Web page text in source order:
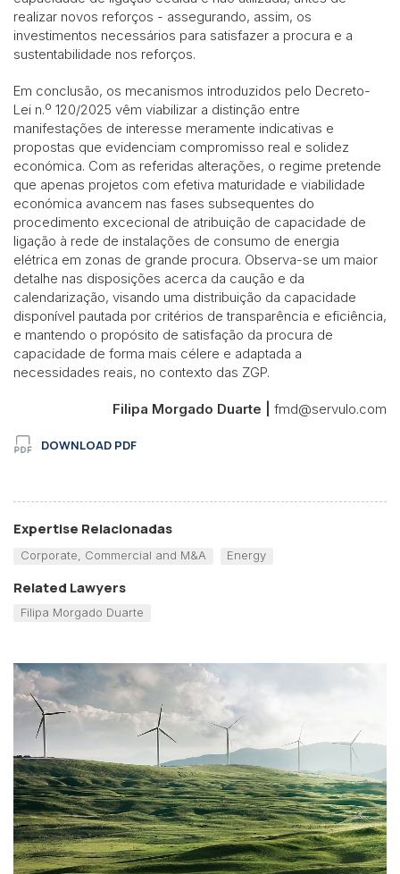
realizar novos reforços - assegurando, assim, os
investimentos necessários para satisfazer a procura e a
sustentabilidade nos reforços.
Em conclusão, os mecanismos introduzidos pelo Decreto-
Lei n.º 120/2025 vêm viabilizar a distinção entre
manifestações de interesse meramente indicativas e
propostas que evidenciam compromisso real e solidez
económica. Com as referidas alterações, o regime pretende
que apenas projetos com efetiva maturidade e viabilidade
económica avancem nas fases subsequentes do
procedimento excecional de atribuição de capacidade de
ligação à rede de instalações de consumo de energia
elétrica em zonas de grande procura. Observa-se um maior
detalhe nas disposições acerca da caução e da
calendarização, visando uma distribuição da capacidade
disponível pautada por critérios de transparência e eficiência,
e mantendo o propósito de satisfação da procura de
capacidade de forma mais célere e adaptada a
necessidades reais, no contexto das ZGP.
Filipa Morgado Duarte | fmd@servulo.com
DOWNLOAD PDF
Expertise Relacionadas
Corporate, Commercial and M&A Energy
Related Lawyers
Filipa Morgado Duarte